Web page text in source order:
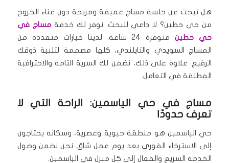
هل تبحث عن جلسة مساج عميقة ومريحة دون عناء الخروج
من حي حطين؟ لا داعي للبحث. نوفر لك خدمةمساج في
حي حطين
متوفرة 24 ساعة. لدينا خيارات متعددة من
المساج السويدي والتايلندي، كلها مصممة لتلبية ذوقك
الرفيع. علاوة على ذلك، نضمن لك السرية التامة والاحترافية
المطلقة في التعامل.
مساج في حي الياسمين: الراحة التي لا
تعرف حدودًا
حي الياسمين هو منطقة حيوية وعصرية، وسكانه يحتاجون
إلى الاسترخاء الفوري بعد يوم عمل شاق. نحن نضمن وصول
الخدمة السريع والفعال إلى كل منزل في الياسمين.